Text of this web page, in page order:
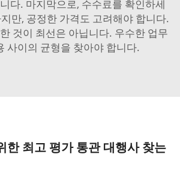
다. 마지막으로, 수수료를 확인하세
만, 공정한 가격도 고려해야 합니다.
것이 최선은 아닙니다. 우수한 업무
사이의 균형을 찾아야 합니다.
한 최고 평가 통관 대행사 찾는